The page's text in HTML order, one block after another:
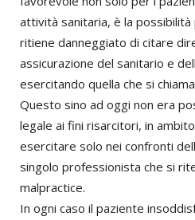
attività sanitaria, è la
ritiene danneggiato di citare
assicurazione del sanitario e
esercitando quella che si
Questo sino ad oggi non era
legale ai fini risarcitori, in
esercitare solo nei confronti
singolo professionista che si
malpractice.
In ogni caso il paziente